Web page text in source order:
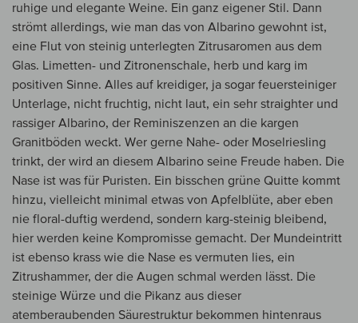
ruhige und elegante Weine. Ein ganz eigener Stil. Dann
strömt allerdings, wie man das von Albarino gewohnt ist,
eine Flut von steinig unterlegten Zitrusaromen aus dem
Glas. Limetten- und Zitronenschale, herb und karg im
positiven Sinne. Alles auf kreidiger, ja sogar feuersteiniger
Unterlage, nicht fruchtig, nicht laut, ein sehr straighter und
rassiger Albarino, der Reminiszenzen an die kargen
Granitböden weckt. Wer gerne Nahe- oder Moselriesling
trinkt, der wird an diesem Albarino seine Freude haben. Die
Nase ist was für Puristen. Ein bisschen grüne Quitte kommt
hinzu, vielleicht minimal etwas von Apfelblüte, aber eben
nie floral-duftig werdend, sondern karg-steinig bleibend,
hier werden keine Kompromisse gemacht. Der Mundeintritt
ist ebenso krass wie die Nase es vermuten lies, ein
Zitrushammer, der die Augen schmal werden lässt. Die
steinige Würze und die Pikanz aus dieser
atemberaubenden Säurestruktur bekommen hintenraus